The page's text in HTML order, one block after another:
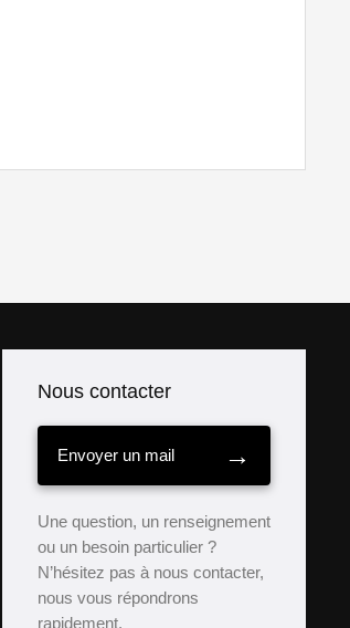
Nous contacter
Envoyer un mail →
Une question, un renseignement
ou un besoin particulier ?
N’hésitez pas à nous contacter,
nous vous répondrons
rapidement.